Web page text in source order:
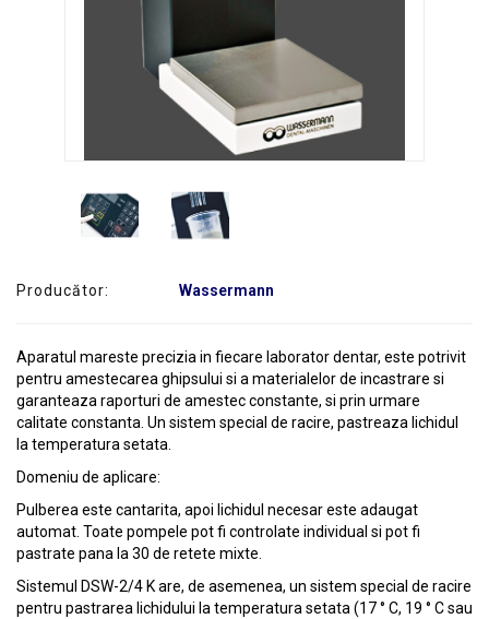
Producător: Wassermann
Aparatul mareste precizia in fiecare laborator dentar, este potrivit
pentru amestecarea ghipsului si a materialelor de incastrare si
garanteaza raporturi de amestec constante, si prin urmare
calitate constanta. Un sistem special de racire, pastreaza lichidul
la temperatura setata.
Domeniu de aplicare:
Pulberea este cantarita, apoi lichidul necesar este adaugat
automat. Toate pompele pot fi controlate individual si pot fi
pastrate pana la 30 de retete mixte.
Sistemul DSW-2/4 K are, de asemenea, un sistem special de racire
pentru pastrarea lichidului la temperatura setata (17 ° C, 19 ° C sau